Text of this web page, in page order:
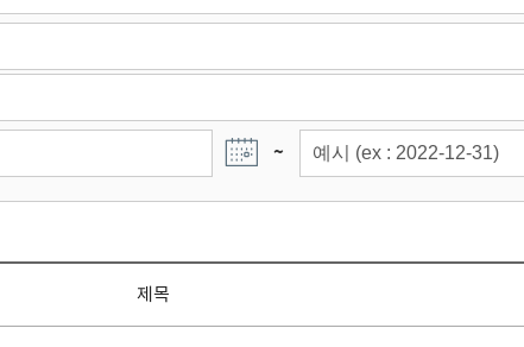
~
제목